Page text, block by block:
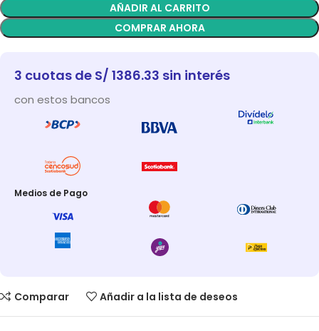
AÑADIR AL CARRITO
COMPRAR AHORA
3 cuotas de S/ 1386.33 sin interés
con estos bancos
Medios de Pago
Comparar Añadir a la lista de deseos